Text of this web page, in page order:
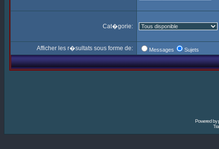
Cat�gorie:
Afficher les r�sultats sous forme de: Messages Sujets
Powered by